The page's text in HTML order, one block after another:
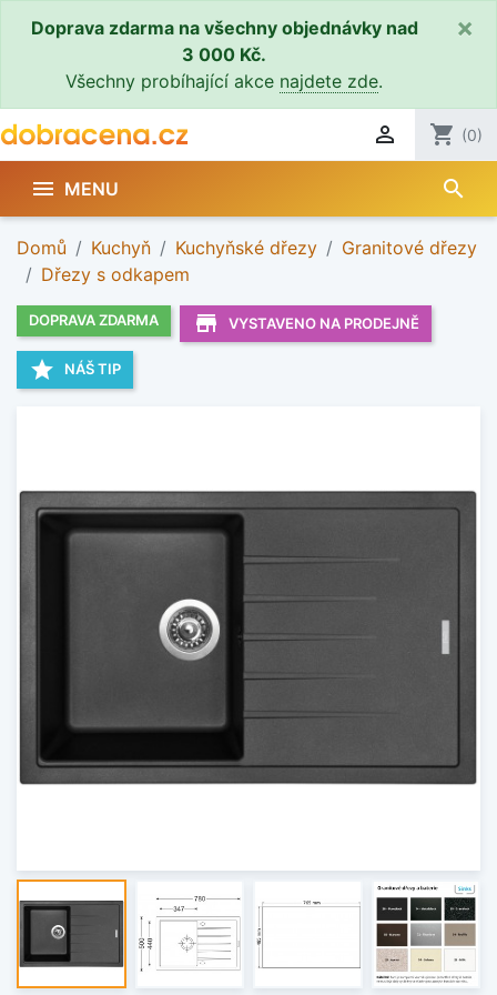
Doprava zdarma na všechny objednávky nad
3 000 Kč.
Všechny probíhající akce najdete zde.
×
 shopping_cart (0)
 MENU search
Domů Kuchyň Kuchyňské dřezy
Granitové dřezy
Dřezy s odkapem
DOPRAVA ZDARMA store_mall_directory VYSTAVENO NA PRODEJNĚ
star NÁŠ TIP